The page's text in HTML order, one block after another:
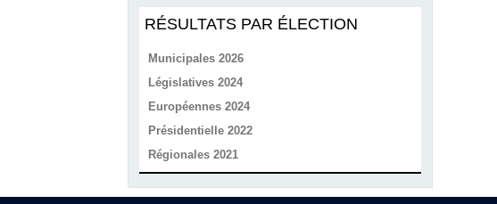
RÉSULTATS PAR ÉLECTION
Municipales 2026
Législatives 2024
Européennes 2024
Présidentielle 2022
Régionales 2021